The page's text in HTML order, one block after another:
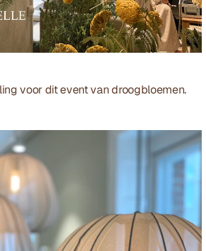
voor dit event van droogbloemen.